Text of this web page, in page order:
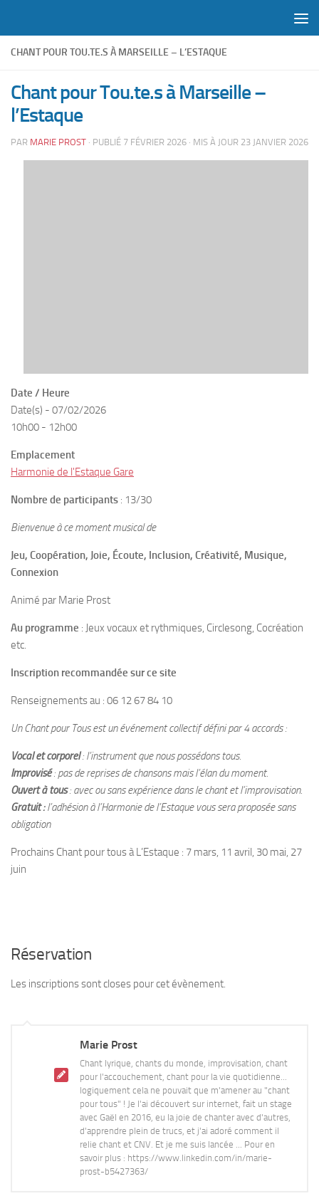
CHANT POUR TOU.TE.S À MARSEILLE – L’ESTAQUE
Chant pour Tou.te.s à Marseille –
l’Estaque
PAR MARIE PROST · PUBLIÉ 7 FÉVRIER 2026 · MIS À JOUR 23 JANVIER 2026
Date / Heure
Date(s) - 07/02/2026
10h00 - 12h00
Emplacement
Harmonie de l'Estaque Gare
Nombre de participants : 13/30
Bienvenue à ce moment musical de
Jeu, Coopération, Joie, Écoute, Inclusion, Créativité, Musique,
Connexion
Animé par Marie Prost
Au programme : Jeux vocaux et rythmiques, Circlesong, Cocréation
etc.
Inscription recommandée sur ce site
Renseignements au : 06 12 67 84 10
Un Chant pour Tous est un événement collectif défini par 4 accords :
Vocal et corporel: l’instrument que nous possédons tous.
Improvisé: pas de reprises de chansons mais l’élan du moment.
Ouvert à tous: avec ou sans expérience dans le chant et l’improvisation.
Gratuit :l’adhésion à l’Harmonie de l’Estaque vous sera proposée sans
obligation
Prochains Chant pour tous à L’Estaque : 7 mars, 11 avril, 30 mai, 27
juin
Réservation
Les inscriptions sont closes pour cet évènement.
Marie Prost
Chant lyrique, chants du monde, improvisation, chant
pour l'accouchement, chant pour la vie quotidienne...
logiquement cela ne pouvait que m'amener au "chant
pour tous" ! Je l'ai découvert sur internet, fait un stage
avec Gaël en 2016, eu la joie de chanter avec d'autres,
d'apprendre plein de trucs, et j'ai adoré comment il
relie chant et CNV. Et je me suis lancée ... Pour en
savoir plus : https://www.linkedin.com/in/marie-
prost-b5427363/